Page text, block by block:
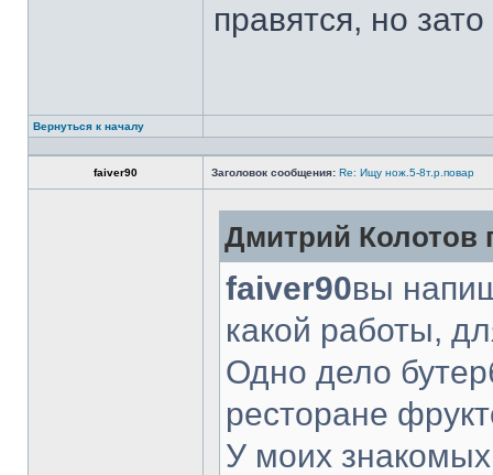
правятся, но
Вернуться к началу
faiver90 Заголовок сообщения: Re: Ищу нож.5-8т.р.повар
Дмитрий Колотов
faiver90вы
какой работы,
Одно дело
ресторане
У моих